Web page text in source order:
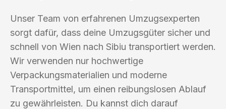
Unser Team von erfahrenen Umzugsexperten
sorgt dafür, dass deine Umzugsgüter sicher und
schnell von Wien nach Sibiu transportiert werden.
Wir verwenden nur hochwertige
Verpackungsmaterialien und moderne
Transportmittel, um einen reibungslosen Ablauf
zu gewährleisten. Du kannst dich darauf